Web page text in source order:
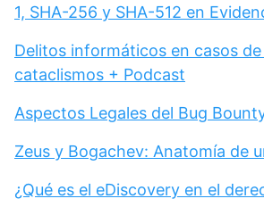
1, SHA-256 y SHA-512 en
Delitos informáticos en casos
cataclismos + Podcast
Aspectos Legales del Bug
Zeus y Bogachev: Anatomía de
¿Qué es el eDiscovery en el